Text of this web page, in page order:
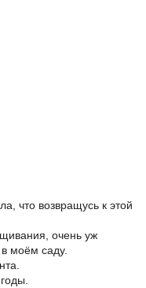
что возвращусь к этой
очень уж
моём саду.